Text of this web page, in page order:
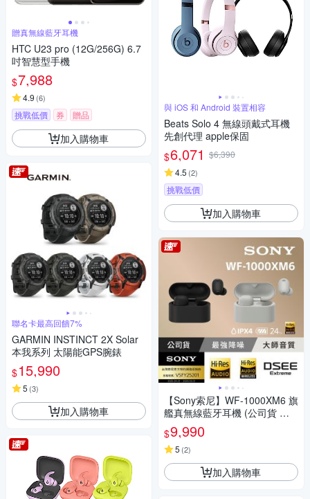
贈真無線藍牙耳機
HTC U23 pro (12G/256G) 6.7
吋智慧型手機
$7,988
4.9 (6)
挑戰低價 券 贈品
加入購物車
聯名卡最高回饋7%
GARMIN INSTINCT 2X Solar
本我系列 太陽能GPS腕錶
$15,990
5 (3)
加入購物車
與 iOS 和 Android 裝置相容
Beats Solo 4 無線頭戴式耳機
先創代理 apple保固
$6,071 $6,390
4.5 (2)
挑戰低價
加入購物車
【Sony索尼】WF-1000XM6 旗
艦真無線藍牙耳機 (公司貨 保
固12+6個月)
$9,990
5 (2)
加入購物車